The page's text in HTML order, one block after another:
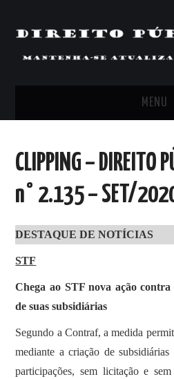
MENU
ARTIGOS, COMENTÁRIOS E PONTOS
DE VISTA
CLIPPING’S
SOBRE
CLIPPING – DIREITO
n° 2.135 – SET/
DESTAQUE DE NOTÍCIAS
STF
Chega ao STF nova ação
de suas subsidiárias
Segundo a Contraf, a medida
mediante a criação de
participações, sem licitação e